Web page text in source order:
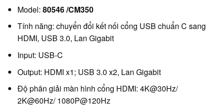
Model: 80546 /CM350
Tính năng: chuyển đổi kết nối cổng USB chuẩn C sang
HDMI, USB 3.0, Lan Gigabit
Input: USB-C
Output: HDMI x1; USB 3.0 x2, Lan Gigabit
Độ phân giải màn hình cổng HDMI: 4K@30Hz/
2K@60Hz/ 1080P@120Hz